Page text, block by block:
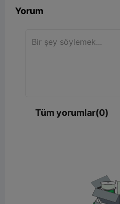
Yorum
Tüm yorumlar(0)